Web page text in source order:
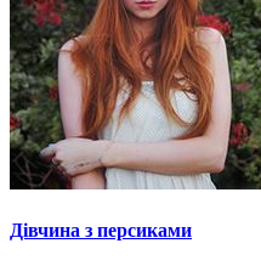
Дівчина з персиками